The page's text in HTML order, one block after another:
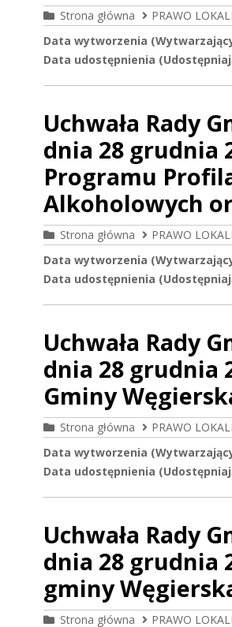
Strona główna PRAWO
Data wytworzenia
Data udostępnienia
Uchwała Rady
dnia 28 grudnia
Programu
Alkoholowych
Strona główna PRAWO
Data wytworzenia
Data udostępnienia
Uchwała Rady
dnia 28 grudnia
Gminy
Strona główna PRAWO
Data wytworzenia
Data udostępnienia
Uchwała Rady
dnia 28 grudnia
gminy
Strona główna PRAWO